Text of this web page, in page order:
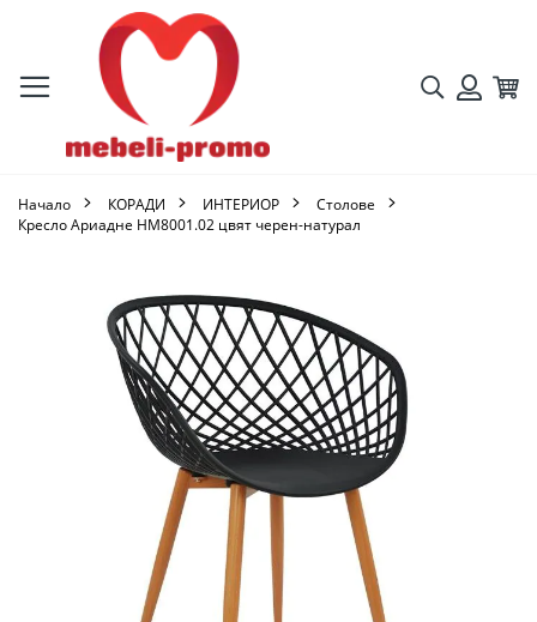
Търсене
Начало КОРАДИ ИНТЕРИОР
Столове
Кресло Ариадне HM8001.02 цвят черен-натурал
изображенията